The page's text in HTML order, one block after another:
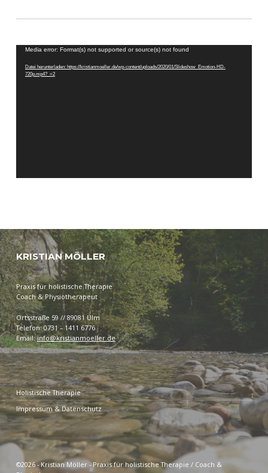
Video-
Media error: Format(s) not supported or source(s) not found
Datei herunterladen: https://kristianmoeller.de/wp-content/uploads/2020/01/Slideshow_Emotion-HD-
720p.mp4?_=2
KRISTIAN MÖLLER
Praxis für holistische Therapie
Coach & Physiotherapeut
Ortsstraße 59 // 89081 Ulm
Telefon: 0731 – 1411 6776
Email:info@kristianmoeller.de
Holistische Therapie
Impressum & Datenschutz
©2026 - Kristian Möller - Praxis für holistische Therapie / Coach &